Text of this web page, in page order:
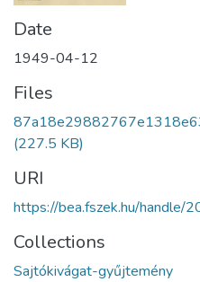
Date
1949-04-12
Files
(227.5 KB)
URI
https://bea.fszek.hu/
Collections
Sajtókivágat-gyűjtemény